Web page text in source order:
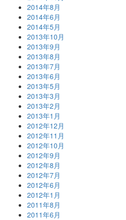
2014年8月
2014年6月
2014年5月
2013年10月
2013年9月
2013年8月
2013年7月
2013年6月
2013年5月
2013年3月
2013年2月
2013年1月
2012年12月
2012年11月
2012年10月
2012年9月
2012年8月
2012年7月
2012年6月
2012年1月
2011年8月
2011年6月